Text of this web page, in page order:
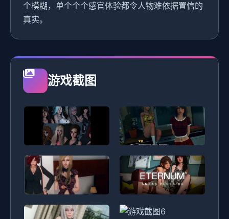
个模糊，单个个个感官体验都令人物难依据置信的
真实。
游戏截图